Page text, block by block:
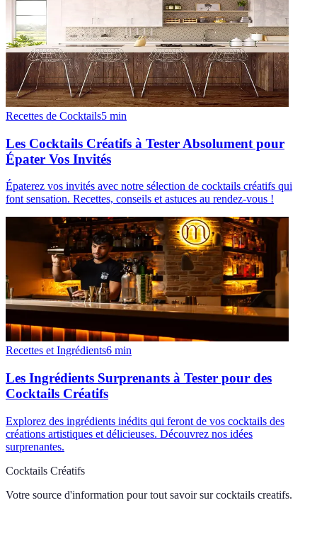
Recettes de Cocktails5 min
Les Cocktails Créatifs à Tester Absolument pour
Épater Vos Invités
Épaterez vos invités avec notre sélection de cocktails créatifs qui
font sensation. Recettes, conseils et astuces au rendez-vous !
Recettes et Ingrédients6 min
Les Ingrédients Surprenants à Tester pour des
Cocktails Créatifs
Explorez des ingrédients inédits qui feront de vos cocktails des
créations artistiques et délicieuses. Découvrez nos idées
surprenantes.
Cocktails Créatifs
Votre source d'information pour tout savoir sur cocktails creatifs.